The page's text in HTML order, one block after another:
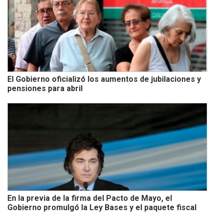
El Gobierno oficializó los aumentos de jubilaciones y
pensiones para abril
En la previa de la firma del Pacto de Mayo, el
Gobierno promulgó la Ley Bases y el paquete fiscal